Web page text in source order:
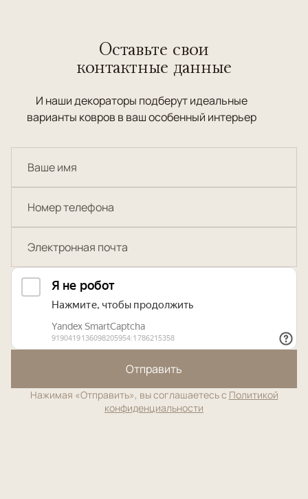
Оставьте свои
контактные данные
И наши декораторы подберут идеальные
варианты ковров в ваш особенный интерьер
Отправить
Нажимая «Отправить», вы соглашаетесь с Политикой
конфиденциальности